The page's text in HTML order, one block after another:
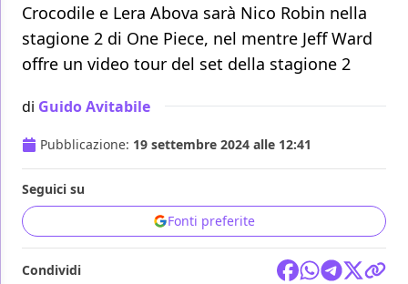
Crocodile e Lera Abova sarà Nico Robin nella
stagione 2 di One Piece, nel mentre Jeff Ward
offre un video tour del set della stagione 2
di Guido Avitabile
Pubblicazione: 19 settembre 2024 alle 12:41
Seguici su
Fonti preferite
Condividi